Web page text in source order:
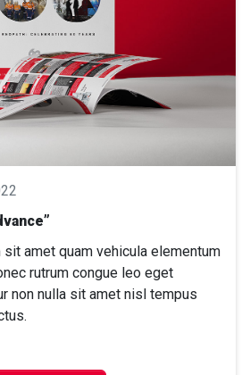
amet quam vehicula elementum
rutrum congue leo eget
non nulla sit amet nisl tempus